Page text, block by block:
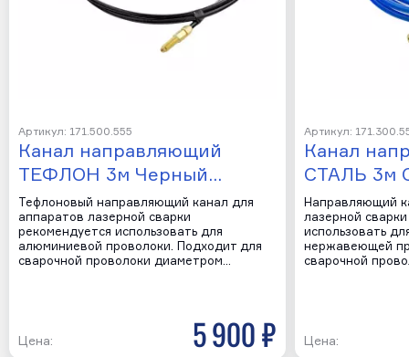
Артикул: 171.500.555
Канал направляющий
ТЕФЛОН 3м Черный…
Тефлоновый направляющий канал для
аппаратов лазерной сварки
рекомендуется использовать для
алюминиевой проволоки. Подходит для
сварочной проволоки диаметром…
Цена: 5 900 р
Артикул:
Канал
СТАЛЬ 3м
Направляющий
лазерной
использовать
нержавеющей
сварочной
Цена: